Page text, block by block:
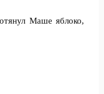
Маше яблоко,